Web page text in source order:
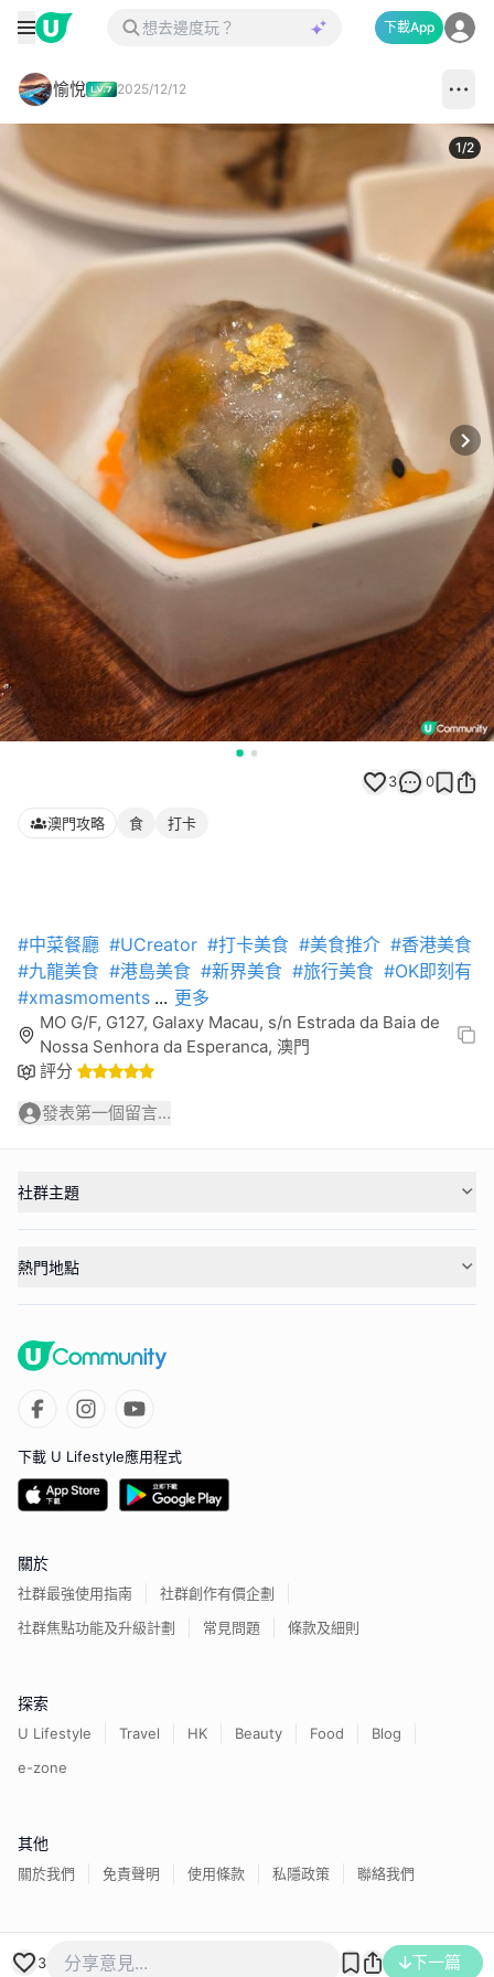
下載App
愉悅 2025/12/12
1/2
3 0
澳門攻略 食 打卡
#中菜餐廳 #UCreator #打卡美食 #美食推介 #香港美食
#九龍美食 #港島美食 #新界美食 #旅行美食 #OK即刻有
#xmasmoments ... 更多
MO G/F, G127, Galaxy Macau, s/n Estrada da Baia de
Nossa Senhora da Esperanca, 澳門
評分
發表第一個留言...
3 下一篇
社群主題
熱門地點
下載 U Lifestyle應用程式
關於
社群最強使用指南
社群創作有價企劃
社群焦點功能及升級計劃
常見問題 條款及細則
探索
U Lifestyle Travel HK Beauty Food
Blog
e-zone
其他
關於我們 免責聲明 使用條款 私隱政策 聯絡我們
香港經濟日報版權所有©